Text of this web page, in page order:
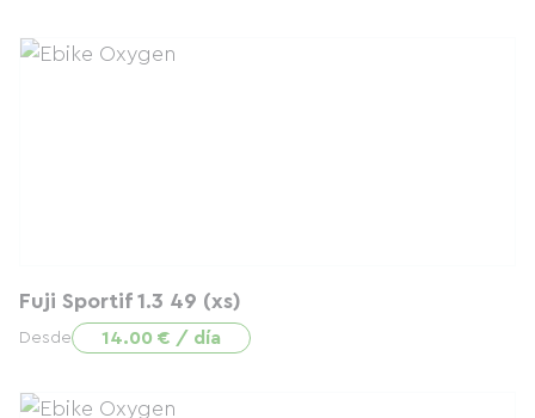
Fuji Sportif 1.3 49 (xs)
Desde 14.00 € / día